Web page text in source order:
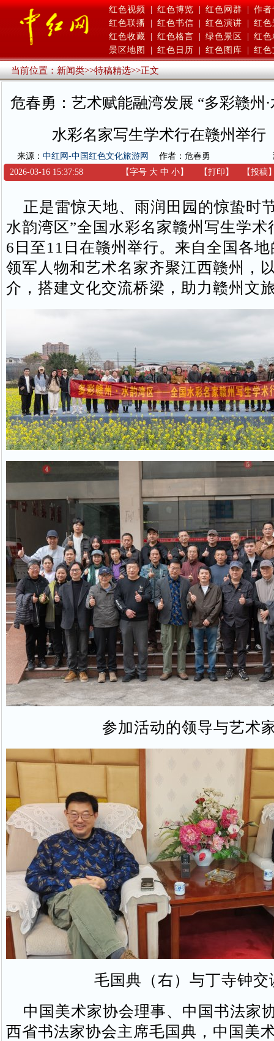
红色视频 | 红色博览 | 红色网群 | 作者
红色联播
红色书信 红色演讲
红色
红色收藏
红色格言 绿色景区
红色
景区地图
红色日历 红色图库 红色
当前位置：新闻类>>特稿精选>>正文
危春勇：艺术赋能融湾发展 “多彩赣州
水彩名家写生学术行在赣州举行
来源： 中红网-中国红色文化旅游网 作者：危春勇
2026-03-16 15:37:58
【字号 大 中 小】 【打印 】 【投稿
正是雷惊天地、雨润田园的惊蛰时
水韵湾区”全国水彩名家赣州写生学术
6日至11日在赣州举行。来自全国各
领军人物和艺术名家齐聚江西赣州，
介，搭建文化交流桥梁，助力赣州文
参加活动的领导与艺术
毛国典（右）与丁寺钟交
中国美术家协会理事、中国书法家
西省书法家协会主席毛国典，中国美